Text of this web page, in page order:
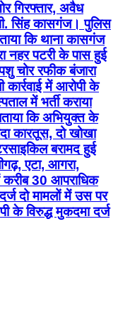
गिरफ्तार, अवैध
सिंह कासगंज। पुलिस
कि थाना कासगंज
नहर पटरी के पास हुई
चोर रफीक बंजारा
कार्रवाई में आरोपी के
में भर्ती कराया
कि अभियुक्त के
कारतूस, दो खोखा
बरामद हुई
एटा, आगरा,
30 आपराधिक
दो मामलों में उस पर
के विरुद्ध मुकदमा दर्ज